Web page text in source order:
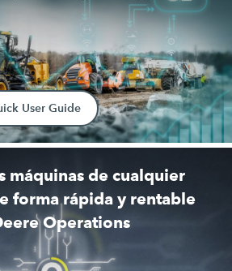
User Guide
máquinas de cualquier
forma rápida y rentable
Operations